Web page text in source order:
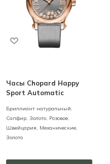
Часы Chopard Happy
Sport Automatic
Бриллиант натуральный,
Сапфир, Золото, Розовое,
Швейцария, Механические,
Золото